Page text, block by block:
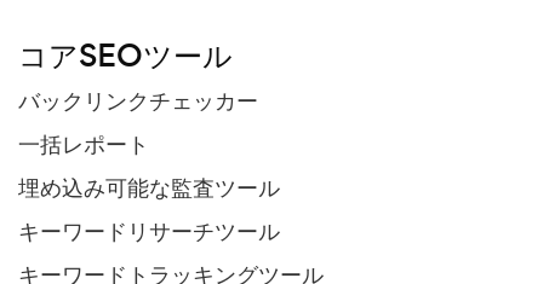
コアSEOツール
バックリンクチェッカー
一括レポート
埋め込み可能な監査ツール
キーワードリサーチツール
キーワードトラッキングツール